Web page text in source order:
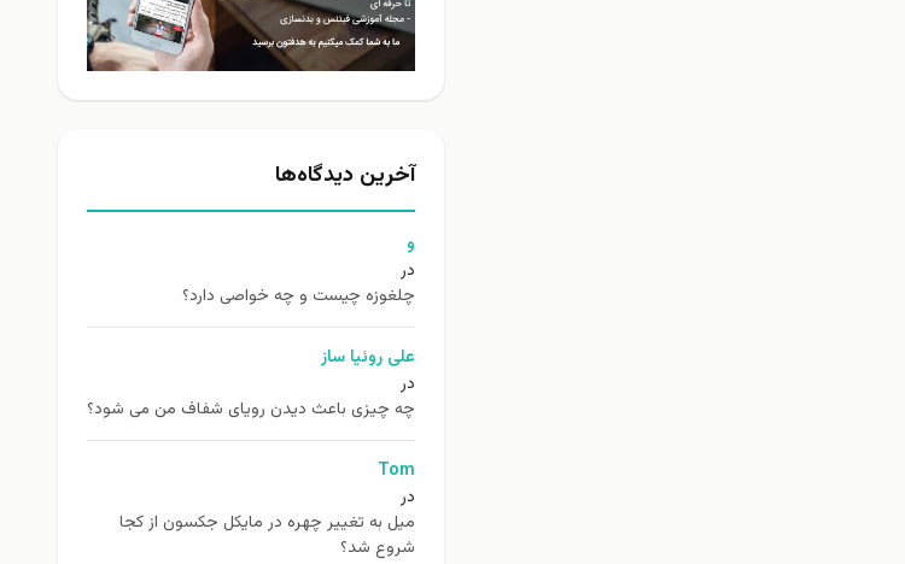
آخرین دیدگاه‌ها
و
در
چلغوزه چیست و چه خواصی دارد؟
علی روئیا ساز
در
چه چیزی باعث دیدن رویای شفاف من می شود؟
Tom
در
ميل به تغيير چهره در مایکل جکسون از كجا
شروع شد؟